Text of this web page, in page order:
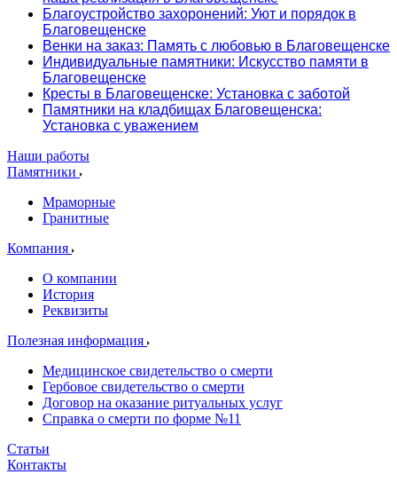
Благоустройство захоронений: Уют и порядок в
Благовещенске
Венки на заказ: Память с любовью в Благовещенске
Индивидуальные памятники: Искусство памяти в
Благовещенске
Кресты в Благовещенске: Установка с заботой
Памятники на кладбищах Благовещенска:
Установка с уважением
Наши работы
Памятники
Мраморные
Гранитные
Компания
О компании
История
Реквизиты
Полезная информация
Медицинское свидетельство о смерти
Гербовое свидетельство о смерти
Договор на оказание ритуальных услуг
Справка о смерти по форме №11
Статьи
Контакты